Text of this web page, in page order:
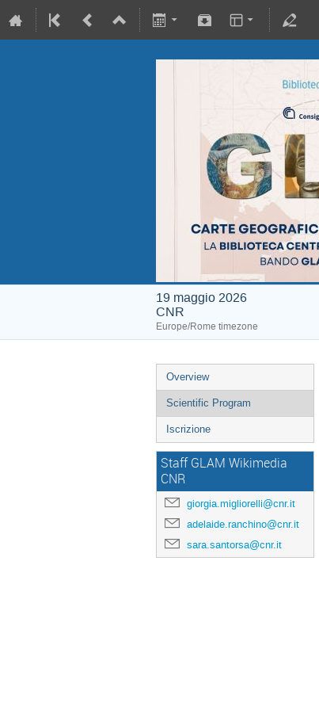
19 maggio 2026
CNR
Europe/Rome timezone
Overview
Scientific Program
Iscrizione
Staff GLAM Wikimedia
CNR
giorgia.migliorelli@cnr.it
adelaide.ranchino@cnr.it
sara.santorsa@cnr.it